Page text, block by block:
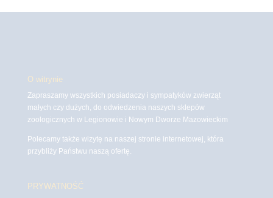
O witrynie
Zapraszamy wszystkich posiadaczy i sympatyków zwierząt
małych czy dużych, do odwiedzenia naszych sklepów
zoologicznych w Legionowie i Nowym Dworze Mazowieckim
Polecamy także wizytę na naszej stronie internetowej, która
przybliży Państwu naszą ofertę.
PRYWATNOŚĆ